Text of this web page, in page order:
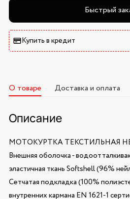
Быстрый
Купить в кредит
О товаре Доставка и оплата
Описание
МОТОКУРТКА ТЕКСТИЛЬНАЯ
Внешняя оболочка -
эластичная ткань Softshell (96%
Сетчатая подкладка (100%
внутренних кармана EN 1621-1